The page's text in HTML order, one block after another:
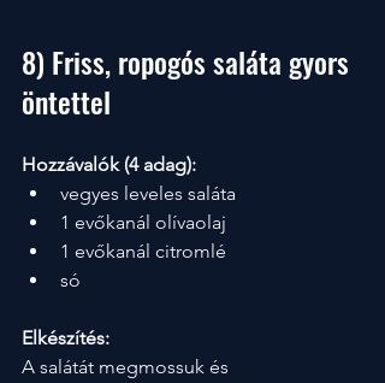
8) Friss, ropogós saláta gyors
öntettel
Hozzávalók (4 adag):
vegyes leveles saláta
1 evőkanál olívaolaj
1 evőkanál citromlé
só
Elkészítés:
A salátát megmossuk és